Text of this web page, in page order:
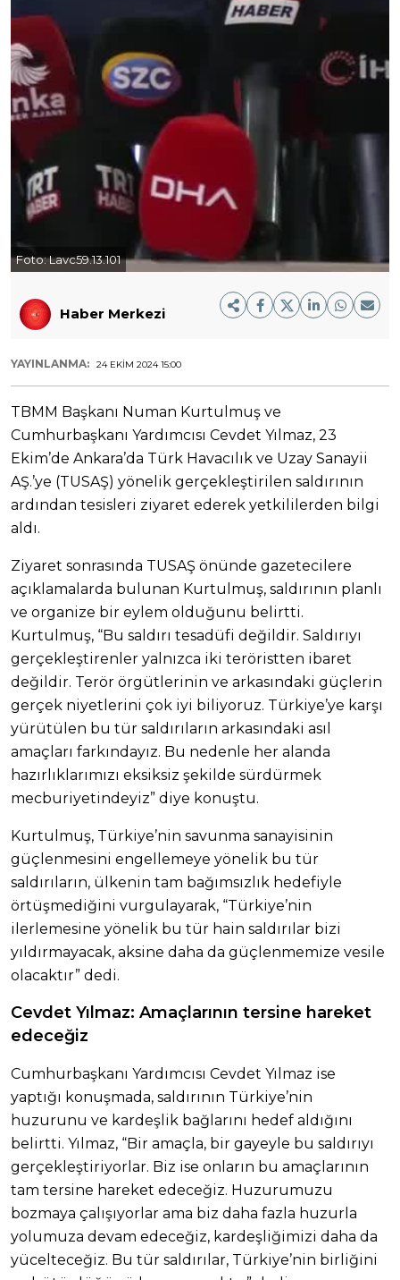
Foto:Lavc59.13.101
Haber Merkezi
YAYINLANMA: 24 EKIM 2024 15:00
TBMM Başkanı Numan Kurtulmuş ve
Cumhurbaşkanı Yardımcısı Cevdet Yılmaz, 23
Ekim’de Ankara’da Türk Havacılık ve Uzay Sanayii
AŞ.’ye (TUSAŞ) yönelik gerçekleştirilen saldırının
ardından tesisleri ziyaret ederek yetkililerden bilgi
aldı.
Ziyaret sonrasında TUSAŞ önünde gazetecilere
açıklamalarda bulunan Kurtulmuş, saldırının planlı
ve organize bir eylem olduğunu belirtti.
Kurtulmuş, “Bu saldırı tesadüfi değildir. Saldırıyı
gerçekleştirenler yalnızca iki teröristten ibaret
değildir. Terör örgütlerinin ve arkasındaki güçlerin
gerçek niyetlerini çok iyi biliyoruz. Türkiye’ye karşı
yürütülen bu tür saldırıların arkasındaki asıl
amaçları farkındayız. Bu nedenle her alanda
hazırlıklarımızı eksiksiz şekilde sürdürmek
mecburiyetindeyiz” diye konuştu.
Kurtulmuş, Türkiye’nin savunma sanayisinin
güçlenmesini engellemeye yönelik bu tür
saldırıların, ülkenin tam bağımsızlık hedefiyle
örtüşmediğini vurgulayarak, “Türkiye’nin
ilerlemesine yönelik bu tür hain saldırılar bizi
yıldırmayacak, aksine daha da güçlenmemize vesile
olacaktır” dedi.
Cevdet Yılmaz: Amaçlarının tersine hareket
edeceğiz
Cumhurbaşkanı Yardımcısı Cevdet Yılmaz ise
yaptığı konuşmada, saldırının Türkiye’nin
huzurunu ve kardeşlik bağlarını hedef aldığını
belirtti. Yılmaz, “Bir amaçla, bir gayeyle bu saldırıyı
gerçekleştiriyorlar. Biz ise onların bu amaçlarının
tam tersine hareket edeceğiz. Huzurumuzu
bozmaya çalışıyorlar ama biz daha fazla huzurla
yolumuza devam edeceğiz, kardeşliğimizi daha da
yücelteceğiz. Bu tür saldırılar, Türkiye’nin birliğini